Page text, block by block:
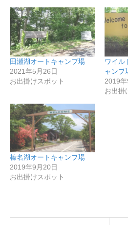
田瀬湖オートキャンプ場
2021年5月26日
お出掛けスポット
ワイル
ャンプ
2019
お出掛
榛名湖オートキャンプ場
2019年9月20日
お出掛けスポット